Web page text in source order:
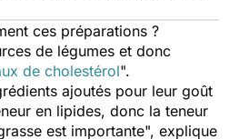
ces préparations ?
de légumes et donc
de cholestérol".
ajoutés pour leur goût
en lipides, donc la teneur
est importante", explique